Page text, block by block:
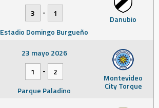
Danubio
3
-
1
Estadio Domingo Burgueño
Montevideo
City Torque
23 mayo 2026
1
-
2
Parque Paladino